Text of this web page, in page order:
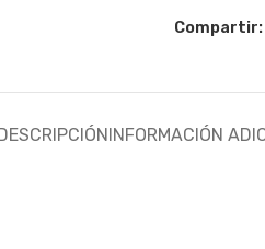
Compartir:
INFORMACIÓN